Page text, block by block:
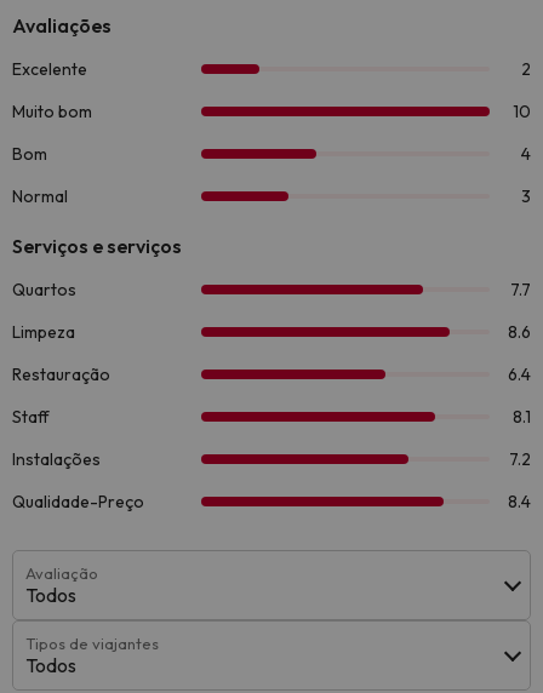
Avaliação
Todos
Tipos de viajantes
Todos